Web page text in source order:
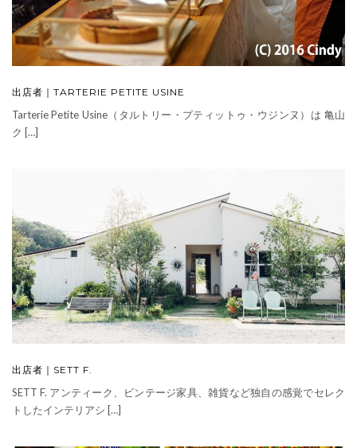
出店者｜TARTERIE PETITE USINE
Tarterie Petite Usine（タルトリー・プティットゥ・ウジンヌ）は 亀山
ク […]
出店者｜SETT F.
SETT F. アンティーク、ビンテージ家具、雑貨など独自の感覚でセレク
トしたインテリアシ […]